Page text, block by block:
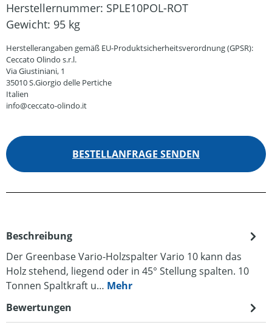
Herstellernummer: SPLE10POL-ROT
Gewicht: 95 kg
Herstellerangaben gemäß EU-Produktsicherheitsverordnung (GPSR):
Ceccato Olindo s.r.l.
Via Giustiniani, 1
35010 S.Giorgio delle Pertiche
Italien
info@ceccato-olindo.it
BESTELLANFRAGE SENDEN
Beschreibung
Der Greenbase Vario-Holzspalter Vario 10 kann das
Holz stehend, liegend oder in 45° Stellung spalten. 10
Tonnen Spaltkraft u… Mehr
Bewertungen